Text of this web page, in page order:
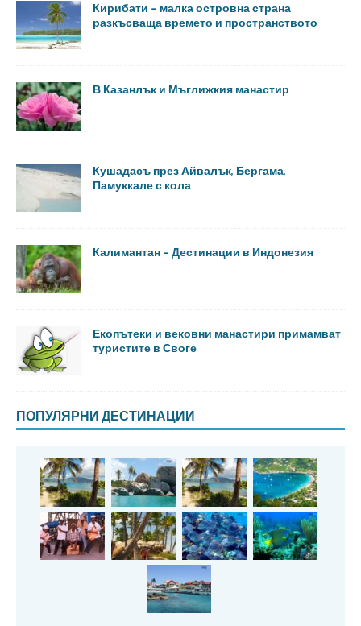
Кирибати – малка островна страна
разкъсваща времето и пространството
В Казанлък и Мъглижкия манастир
Кушадасъ през Айвалък, Бергама,
Памуккале с кола
Калимантан – Дестинации в Индонезия
Екопътеки и вековни манастири примамват
туристите в Своге
ПОПУЛЯРНИ ДЕСТИНАЦИИ